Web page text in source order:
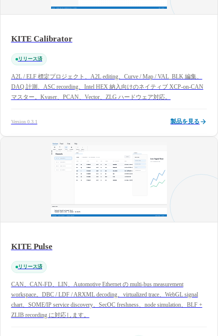
KITE Calibrator
リリース済
A2L / ELF 標定プロジェクト、A2L editing、Curve / Map / VAL_BLK 編集、
DAQ 計測、ASC recording、Intel HEX 納入向けのネイティブ XCP-on-CAN
マスター。Kvaser、PCAN、Vector、ZLG ハードウェア対応。
Version 0.3.1 製品を見る
KITE Pulse
リリース済
CAN、CAN-FD、LIN、Automotive Ethernet の multi-bus measurement
workspace。DBC / LDF / ARXML decoding、virtualized trace、WebGL signal
chart、SOME/IP service discovery、SecOC freshness、node simulation、BLF +
ZLIB recording に対応します。